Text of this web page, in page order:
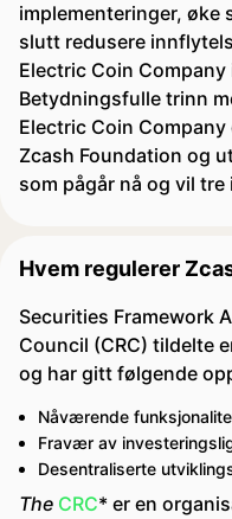
implementeringer, øke
slutt redusere
Electric Coin
Betydningsfulle trinn
Electric Coin
Zcash Foundation og
som pågår nå og vil
Hvem regulerer
Securities Framework
Council (CRC) tildelte
og har gitt følgende
Nåværende
Fravær av
Desentraliserte
The CRC* er en